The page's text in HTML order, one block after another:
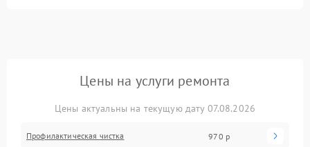
Цены на услуги ремонта
Цены актуальны на текущую дату 07.08.2026
Профилактическая чистка 970 р